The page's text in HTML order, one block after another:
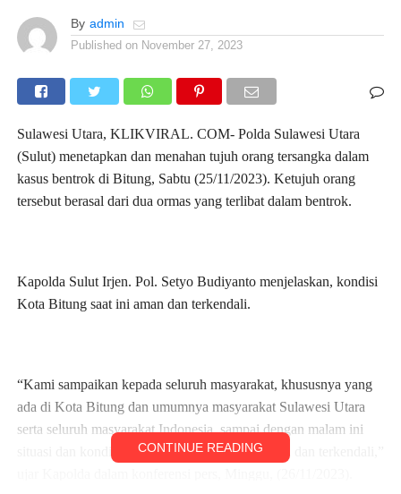
By admin
Published on November 27, 2023
Sulawesi Utara, KLIKVIRAL. COM- Polda Sulawesi Utara
(Sulut) menetapkan dan menahan tujuh orang tersangka dalam
kasus bentrok di Bitung, Sabtu (25/11/2023). Ketujuh orang
tersebut berasal dari dua ormas yang terlibat dalam bentrok.
Kapolda Sulut Irjen. Pol. Setyo Budiyanto menjelaskan, kondisi
Kota Bitung saat ini aman dan terkendali.
“Kami sampaikan kepada seluruh masyarakat, khususnya yang
ada di Kota Bitung dan umumnya masyarakat Sulawesi Utara
serta seluruh masyarakat Indonesia, sampai dengan malam ini
situasi dan kondisi di wilayah Kota Bitung aman dan terkendali,”
CONTINUE READING